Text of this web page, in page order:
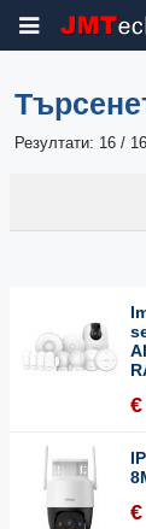
Резултати: 16 /
€